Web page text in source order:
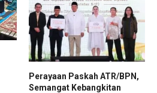
Perayaan Paskah ATR/BPN,
Semangat Kebangkitan